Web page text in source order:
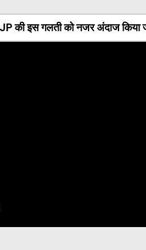
की इस गलती को नजर अंदाज किया